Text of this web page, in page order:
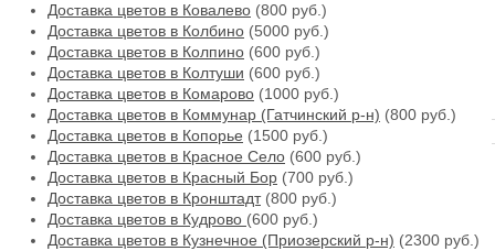
Доставка цветов в Ковалево (800 руб.)
Доставка цветов в Колбино (5000 руб.)
Доставка цветов в Колпино (600 руб.)
Доставка цветов в Колтуши (600 руб.)
Доставка цветов в Комарово (1000 руб.)
Доставка цветов в Коммунар (Гатчинский р-н) (800 руб.)
Доставка цветов в Копорье (1500 руб.)
Доставка цветов в Красное Село (600 руб.)
Доставка цветов в Красный Бор (700 руб.)
Доставка цветов в Кронштадт(800 руб.)
Доставка цветов в Кудрово (600 руб.)
Доставка цветов в Кузнечное (Приозерский р-н) (2300 руб.)